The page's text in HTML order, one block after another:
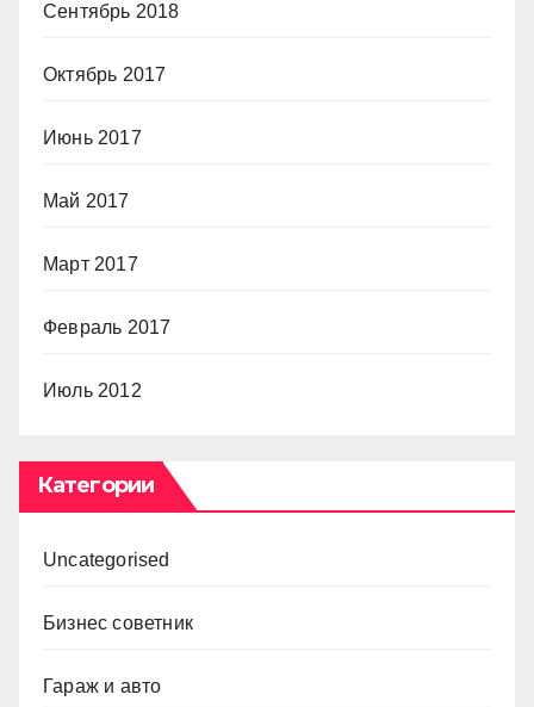
Сентябрь 2018
Октябрь 2017
Июнь 2017
Май 2017
Март 2017
Февраль 2017
Июль 2012
Категории
Uncategorised
Бизнес советник
Гараж и авто